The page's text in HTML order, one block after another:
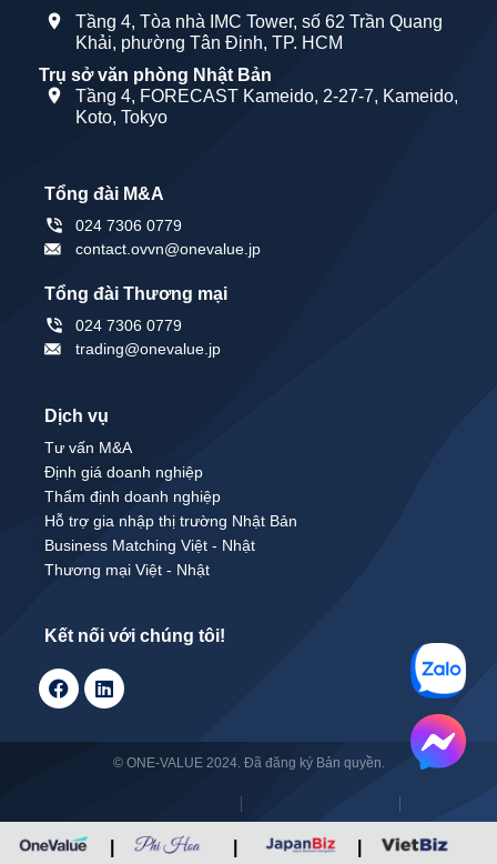
Tầng 4, Tòa nhà IMC Tower, số 62 Trần Quang
Khải, phường Tân Định, TP. HCM
Trụ sở văn phòng Nhật Bản
Tầng 4, FORECAST Kameido, 2-27-7, Kameido,
Koto, Tokyo
Tổng đài M&A
024 7306 0779
contact.ovvn@onevalue.jp
Tổng đài Thương mại
024 7306 0779
trading@onevalue.jp
Dịch vụ
Tư vấn M&A
Định giá doanh nghiệp
Thẩm định doanh nghiệp
Hỗ trợ gia nhập thị trường Nhật Bản
Business Matching Việt - Nhật
Thương mại Việt - Nhật
Kết nối với chúng tôi!
© ONE-VALUE 2024. Đã đăng ký Bản quyền.